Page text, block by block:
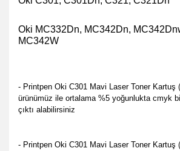
Oki MC332Dn, MC342Dn,
MC342W
- Printpen Oki C301 Mavi Laser Toner Kartuş
ürünümüz ile ortalama %5 yoğunlukta cmyk
çıktı alabilirsiniz
- Printpen Oki C301 Mavi Laser Toner Kartuş